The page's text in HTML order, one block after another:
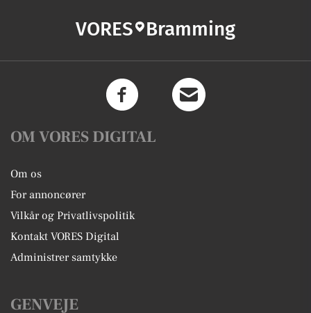
VORES Bramming
OM VORES DIGITAL
Om os
For annoncører
Vilkår og Privatlivspolitik
Kontakt VORES Digital
Administrer samtykke
GENVEJE